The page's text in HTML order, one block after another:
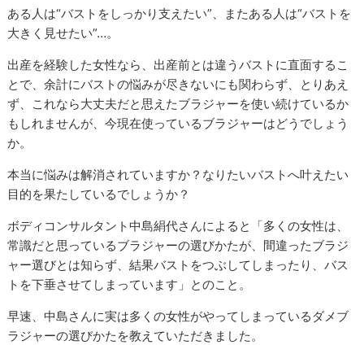
ある人は“バストをしっかり支えたい”、またある人は“バストを
大きく見せたい”…。
出産を経験した女性なら、出産前とは違うバストに直面するこ
とで、余計にバストの悩みが尽きないにも関わらず、とりあえ
ず、これなら大丈夫だと思えたブラジャーを使い続けているか
もしれませんが、今現在使っているブラジャーはどうでしょう
か。
本当に悩みは解消されていますか？なりたいバストへ叶えたい
目的を果たしているでしょうか？
ボディコンサルタント中島絹代さんによると「多くの女性は、
常識だと思っているブラジャーの選びかたが、間違ったブラジ
ャー選びとは知らず、結果バストをつぶしてしまったり、バス
トを下垂させてしまっています」とのこと。
早速、中島さんに実は多くの女性がやってしまっているダメブ
ラジャーの選びかたを教えていただきました。